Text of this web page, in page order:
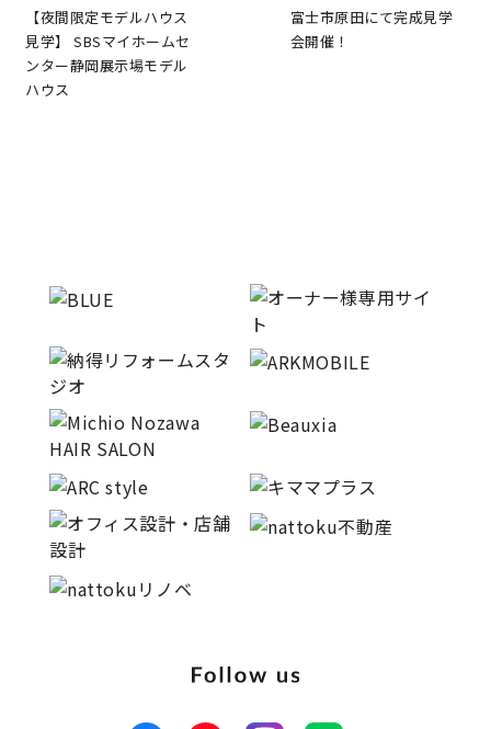
【夜間限定モデルハウス
見学】 SBSマイホームセ
ンター静岡展示場モデル
ハウス
富士市原田にて完成見学
会開催！